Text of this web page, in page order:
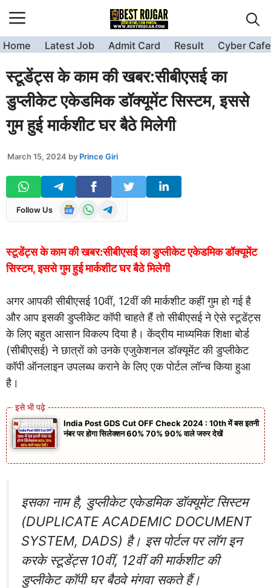
to
content
Home Latest Job Admit Card Result Cyber Cafe
स्टूडेंट्स के काम की खबर:सीबीएसई का
डुप्लीकेट एकेडमिक डॉक्यूमेंट सिस्टम, इससे
गुम हुई मार्कशीट घर बैठे मिलेगी
March 15, 2024 by Prince Giri
Follow Us
स्टूडेंट्स के काम की खबर:सीबीएसई का डुप्लीकेट एकेडमिक डॉक्यूमेंट
सिस्टम, इससे गुम हुई मार्कशीट घर बैठे मिलेगी
अगर आपकी सीबीएसई 10वीं, 12वीं की मार्कशीट कहीं गुम हो गई है
और आप इसकी डुप्लीकेट कॉपी चाहते हैं तो सीबीएसई ने ऐसे स्टूडेंट्स
के लिए बहुत आसान विकल्प दिया है। केंद्रीय माध्यमिक शिक्षा बोर्ड
(सीबीएसई) ने छात्रों को उनके एजुकेशनल डॉक्यूमेंट की डुप्लीकेट
कॉपी ऑनलाइन उपलब्ध कराने के लिए एक पोर्टल लॉन्च किया हुआ
है।
India Post GDS Cut OFF Check 2024 : 10th में बस इतनी
नंबर पर होगा सिलेक्शन 60% 70% 90% वाले जरुर देखें
इसका नाम है, डुप्लीकेट एकेडमिक डॉक्यूमेंट सिस्टम
(DUPLICATE ACADEMIC DOCUMENT
SYSTEM, DADS) है। इस पोर्टल पर लॉग इन
करके स्टूडेंट्स 10वीं, 12वीं की मार्कशीट की
डुप्लीकेट कॉपी घर बैठवे मंगवा सकते हैं।